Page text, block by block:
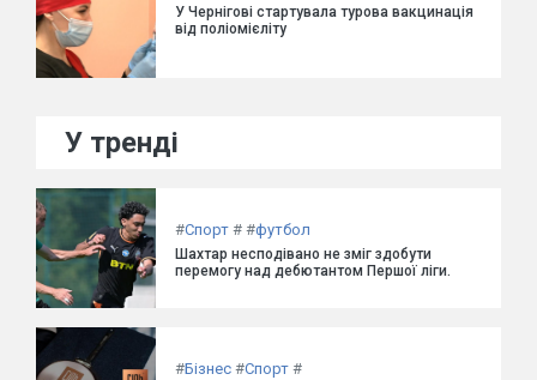
У Чернігові стартувала турова вакцинація
від поліомієліту
У тренді
#Спорт # #футбол
Шахтар несподівано не зміг здобути
перемогу над дебютантом Першої ліги.
#Бізнес #Спорт #